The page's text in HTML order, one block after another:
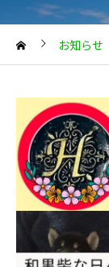
お知らせ